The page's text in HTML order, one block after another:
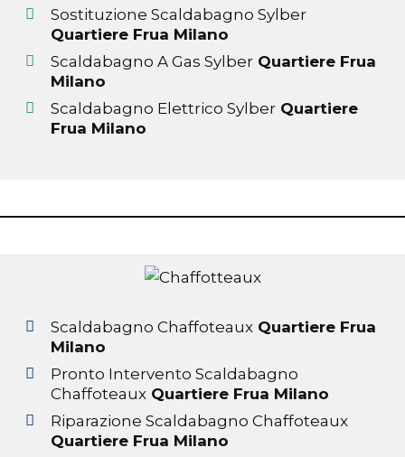
Sostituzione Scaldabagno Sylber
Quartiere Frua Milano
Scaldabagno A Gas Sylber Quartiere Frua
Milano
Scaldabagno Elettrico Sylber Quartiere
Frua Milano
Scaldabagno Chaffoteaux Quartiere Frua
Milano
Pronto Intervento Scaldabagno
Chaffoteaux Quartiere Frua Milano
Riparazione Scaldabagno Chaffoteaux
Quartiere Frua Milano